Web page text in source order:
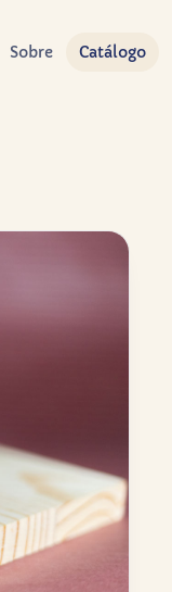
Sobre Catálogo